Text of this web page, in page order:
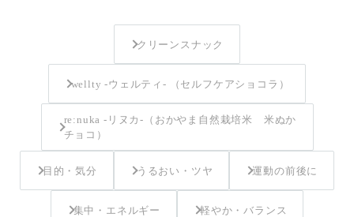
クリーンスナック
wellty -ウェルティ- （セルフケアショコラ）
re:nuka -リヌカ-（おかやま自然栽培米 米ぬか
チョコ）
目的・気分 うるおい・ツヤ 運動の前後に
集中・エネルギー 軽やか・バランス